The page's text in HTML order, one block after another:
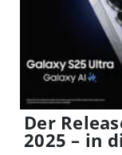
Der
2025 – in